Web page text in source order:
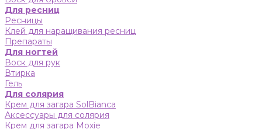
Для ресниц
Ресницы
Клей для наращивания ресниц
Препараты
Для ногтей
Воск для рук
Втирка
Гель
Для солярия
Крем для загара SolBianca
Аксессуары для солярия
Крем для загара Moxie